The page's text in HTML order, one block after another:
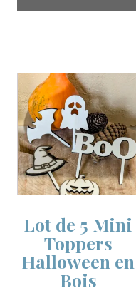
Lot de 5 Mini
Toppers
Halloween en
Bois